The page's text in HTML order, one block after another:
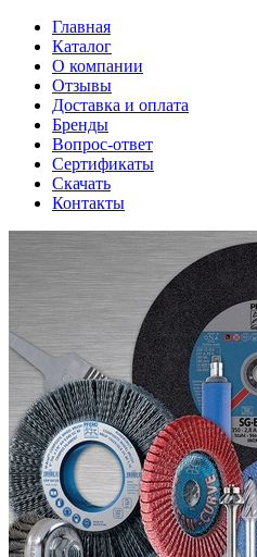
Главная
Каталог
О компании
Отзывы
Доставка и оплата
Бренды
Вопрос-ответ
Сертификаты
Скачать
Контакты